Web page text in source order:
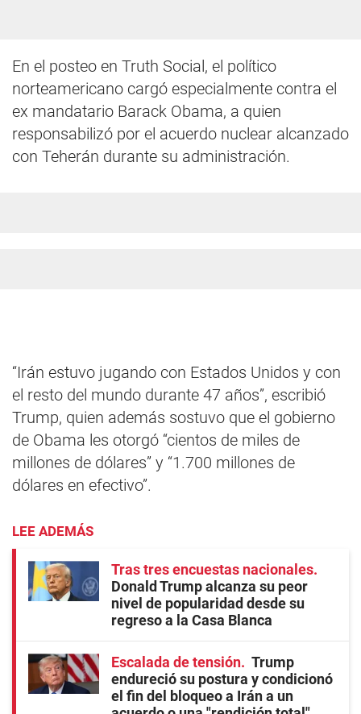
En el posteo en Truth Social, el político
norteamericano cargó especialmente contra el
ex mandatario Barack Obama, a quien
responsabilizó por el acuerdo nuclear alcanzado
con Teherán durante su administración.
“Irán estuvo jugando con Estados Unidos y con
el resto del mundo durante 47 años”, escribió
Trump, quien además sostuvo que el gobierno
de Obama les otorgó “cientos de miles de
millones de dólares” y “1.700 millones de
dólares en efectivo”.
LEE ADEMÁS
Tras tres encuestas nacionales
Donald Trump alcanza su peor
nivel de popularidad desde su
regreso a la Casa Blanca
Escalada de tensión
Trump
endureció su postura y condicionó
el fin del bloqueo a Irán a un